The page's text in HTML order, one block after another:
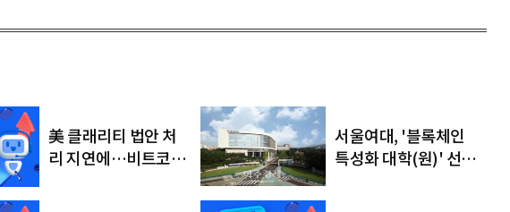
美 클래리티 법안 처
리 지연에…비트코인
서울여대, '블록체인
특성화 대학(원)' 선